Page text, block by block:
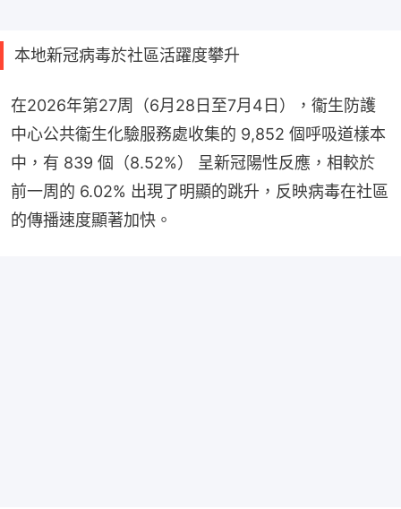
本地新冠病毒於社區活躍度攀升
在2026年第27周（6月28日至7月4日），衞生防護
中心公共衞生化驗服務處收集的 9,852 個呼吸道樣本
中，有 839 個（8.52%） 呈新冠陽性反應，相較於
前一周的 6.02% 出現了明顯的跳升，反映病毒在社區
的傳播速度顯著加快。